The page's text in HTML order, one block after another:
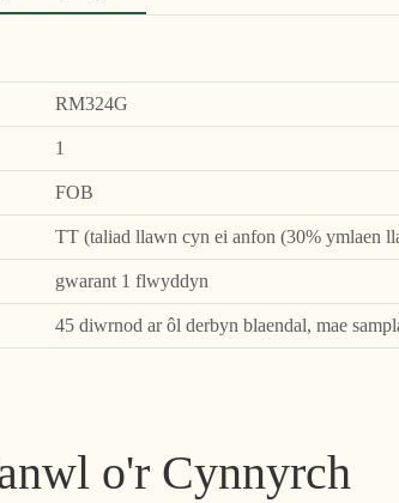
RM324G
1
FOB
TT (taliad llawn cyn ei anfon (30% ymlaen
gwarant 1 flwyddyn
45 diwrnod ar ôl derbyn blaendal, mae
o'r Cynnyrch